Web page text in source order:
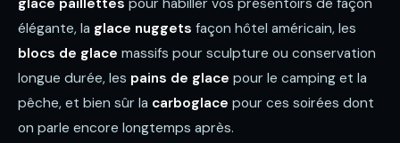
glace paillettes pour habiller vos présentoirs de façon
élégante, la glace nuggets façon hôtel américain, les
blocs de glace massifs pour sculpture ou conservation
longue durée, les pains de glace pour le camping et la
pêche, et bien sûr la carboglace pour ces soirées dont
on parle encore longtemps après.